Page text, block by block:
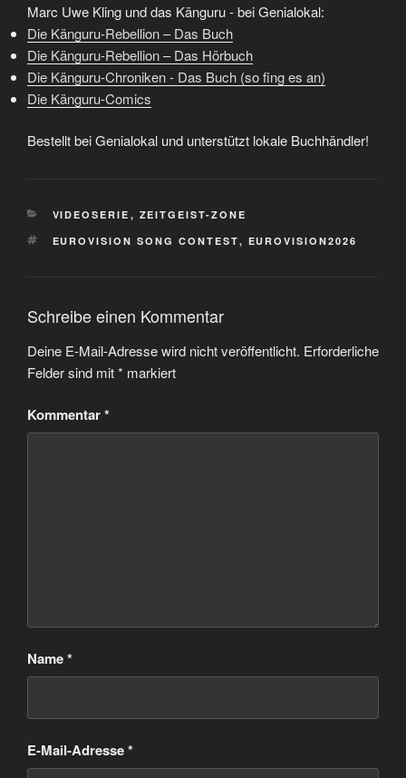
Marc Uwe Kling und das Känguru - bei Genialokal:
Die Känguru-Rebellion – Das Buch
Die Känguru-Rebellion – Das Hörbuch
Die Känguru-Chroniken - Das Buch (so fing es an)
Die Känguru-Comics
Bestellt bei Genialokal und unterstützt lokale Buchhändler!
KATEGORIEN
VIDEOSERIE , ZEITGEIST-ZONE
SCHLAGWÖRTER
EUROVISION SONG CONTEST, EUROVISION2026
Schreibe einen Kommentar
Deine E-Mail-Adresse wird nicht veröffentlicht. Erforderliche
Felder sind mit* markiert
Kommentar*
Name*
E-Mail-Adresse*